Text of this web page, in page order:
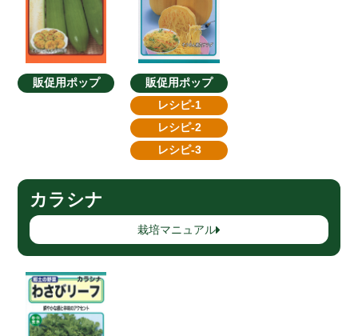
販促用ポップ
販促用ポップ
レシピ-1
レシピ-2
レシピ-3
カラシナ
栽培マニュアル